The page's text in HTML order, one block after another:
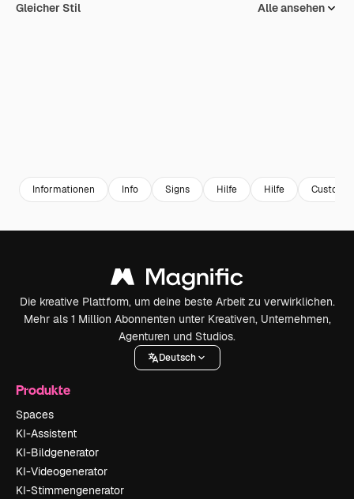
Gleicher Stil Alle ansehen
Informationen Info Signs Hilfe Hilfe
Die kreative Plattform, um deine beste Arbeit zu verwirklichen.
Mehr als 1 Million Abonnenten unter Kreativen, Unternehmen,
Agenturen und Studios.
Deutsch
Produkte
Spaces
KI-Assistent
KI-Bildgenerator
KI-Videogenerator
KI-Stimmengenerator